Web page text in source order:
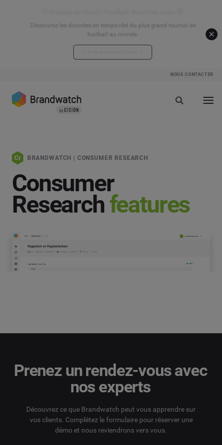
Découvrez les données en temps réel du plus grand tournoi de
football au monde.
NOUS CONTACTER
BRANDWATCH | CONSUMER RESEARCH
Consumer
Researchfeatures
Prenez un rendez-vous avec
nos experts
Découvrez ce que Brandwatch peut vous apprendre sur
vos clients. Complétez le formulaire pour réserver une
démo et nous reviendrons vers vous.